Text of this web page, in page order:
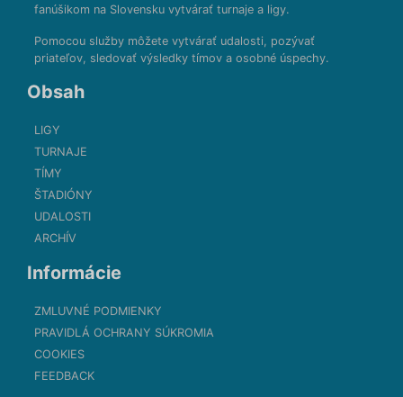
fanúšikom na Slovensku vytvárať turnaje a ligy.
Pomocou služby môžete vytvárať udalosti, pozývať
priateľov, sledovať výsledky tímov a osobné úspechy.
Obsah
LIGY
TURNAJE
TÍMY
ŠTADIÓNY
UDALOSTI
ARCHÍV
Informácie
ZMLUVNÉ PODMIENKY
PRAVIDLÁ OCHRANY SÚKROMIA
COOKIES
FEEDBACK